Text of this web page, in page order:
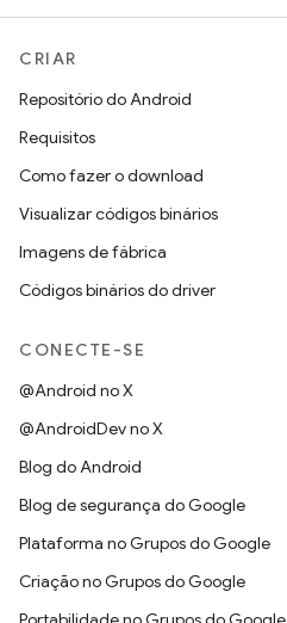
CRIAR
Repositório do Android
Requisitos
Como fazer o download
Visualizar códigos binários
Imagens de fábrica
Códigos binários do driver
CONECTE-SE
@Android no X
@AndroidDev no X
Blog do Android
Blog de segurança do Google
Plataforma no Grupos do Google
Criação no Grupos do Google